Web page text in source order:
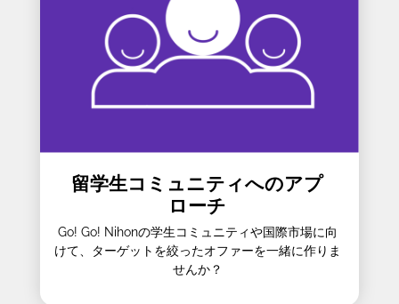
留学生コミュニティへのアプ
ローチ
Go! Go! Nihonの学生コミュニティや国際市場に向
けて、ターゲットを絞ったオファーを一緒に作りま
せんか？